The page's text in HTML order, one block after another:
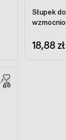
Słupek
18,88 zł